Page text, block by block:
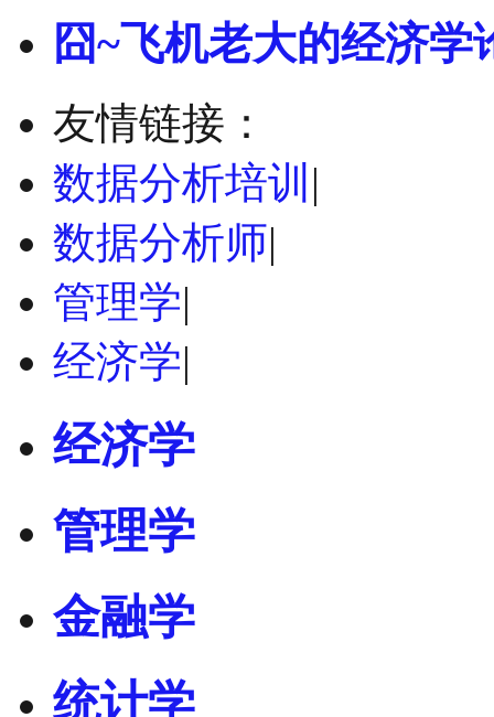
囧~飞机老大的经济学
友情链接：
数据分析培训 |
数据分析师|
管理学|
经济学|
经济学
管理学
金融学
统计学